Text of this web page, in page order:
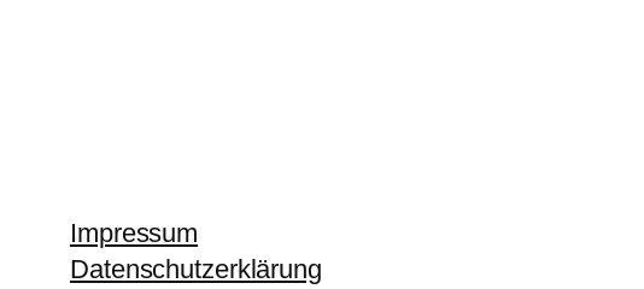
Impressum
Datenschutzerklärung